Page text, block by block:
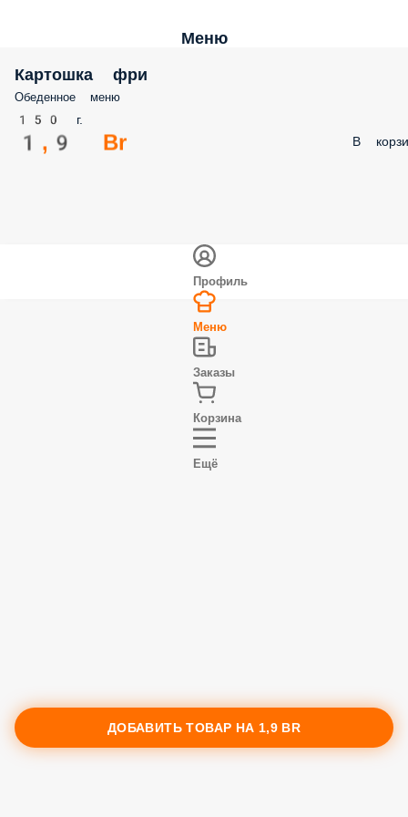
Меню
Картошка фри
Обеденное меню
150 г.
1,9 Br В
ДОБАВИТЬ ТОВАР НА 1,9 BR
Профиль
Меню
Заказы
Корзина
Ещё